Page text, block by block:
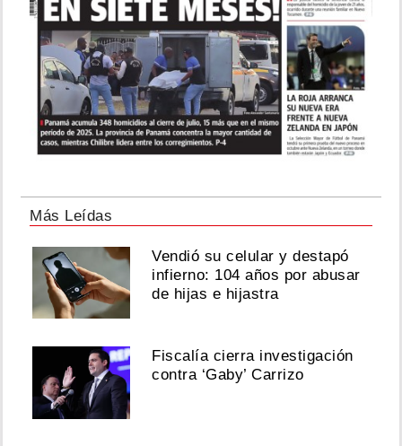
Más Leídas
Vendió su celular y destapó
infierno: 104 años por abusar
de hijas e hijastra
Fiscalía cierra investigación
contra ‘Gaby’ Carrizo